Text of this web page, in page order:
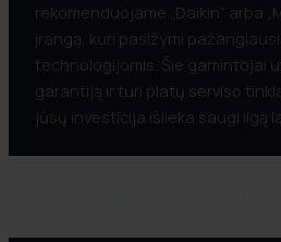
rekomenduojame „Daikin“ arba
įrangą, kuri pasižymi
technologijomis. Šie gamintojai
garantiją ir turi platų serviso
jūsų investicija išlieka saugi ilgą